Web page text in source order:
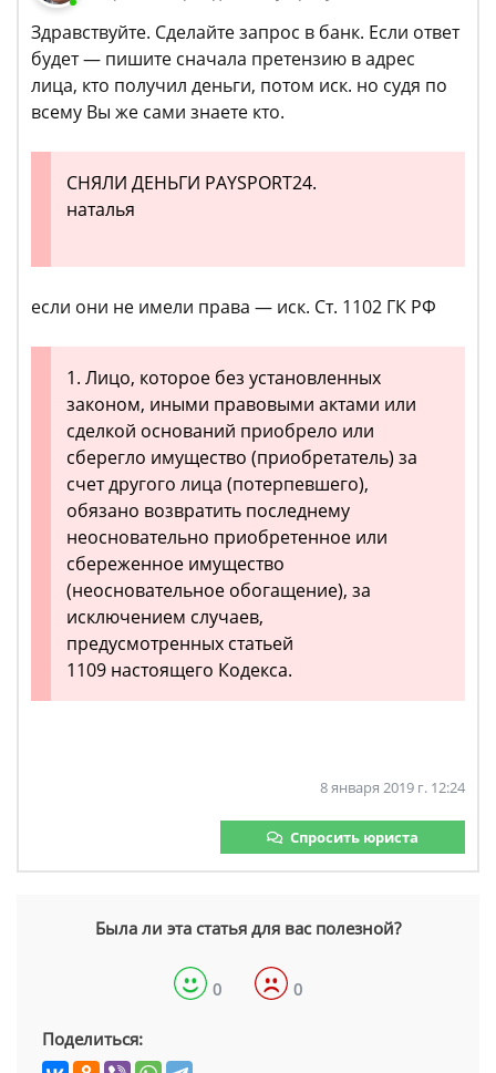
Здравствуйте. Сделайте запрос в банк. Если ответ
будет — пишите сначала претензию в адрес
лица, кто получил деньги, потом иск. но судя по
всему Вы же сами знаете кто.
СНЯЛИ ДЕНЬГИ PAYSPORT24.
наталья
если они не имели права — иск. Ст. 1102 ГК РФ
1. Лицо, которое без установленных
законом, иными правовыми актами или
сделкой оснований приобрело или
сберегло имущество (приобретатель) за
счет другого лица (потерпевшего),
обязано возвратить последнему
неосновательно приобретенное или
сбереженное имущество
(неосновательное обогащение), за
исключением случаев,
предусмотренных статьей
1109 настоящего Кодекса.
8 января 2019 г. 12:24
Спросить юриста
Была ли эта статья для вас полезной?
0 0
Поделиться: